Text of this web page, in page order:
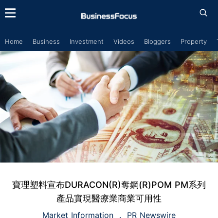
Home Business Investment Videos Bloggers Property
寶理塑料宣布DURACON(R)奪鋼(R)POM PM系列
產品實現醫療業商業可用性
Market Information PR Newswire